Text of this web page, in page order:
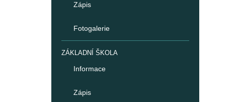
Zápis
Fotogalerie
ZÁKLADNÍ ŠKOLA
Informace
Zápis